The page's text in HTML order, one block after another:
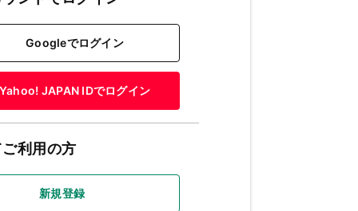
Googleでログイン
JAPAN IDでログイン
利用の方
新規登録